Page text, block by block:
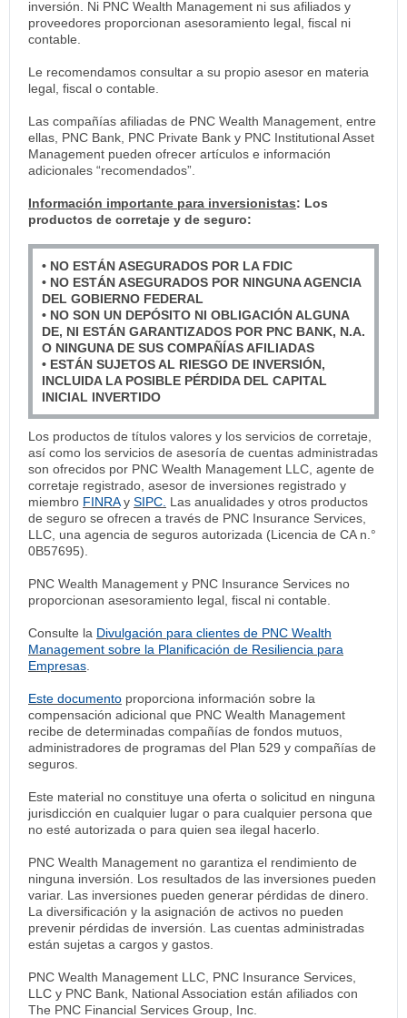
inversión. Ni PNC Wealth Management ni sus afiliados y
proveedores proporcionan asesoramiento legal, fiscal ni
contable.
Le recomendamos consultar a su propio asesor en materia
legal, fiscal o contable.
Las compañías afiliadas de PNC Wealth Management, entre
ellas, PNC Bank, PNC Private Bank y PNC Institutional Asset
Management pueden ofrecer artículos e información
adicionales “recomendados”.
Información importante para inversionistas: Los
productos de corretaje y de seguro:
• NO ESTÁN ASEGURADOS POR LA FDIC
• NO ESTÁN ASEGURADOS POR NINGUNA AGENCIA
DEL GOBIERNO FEDERAL
• NO SON UN DEPÓSITO NI OBLIGACIÓN ALGUNA
DE, NI ESTÁN GARANTIZADOS POR PNC BANK, N.A.
O NINGUNA DE SUS COMPAÑÍAS AFILIADAS
• ESTÁN SUJETOS AL RIESGO DE INVERSIÓN,
INCLUIDA LA POSIBLE PÉRDIDA DEL CAPITAL
INICIAL INVERTIDO
Los productos de títulos valores y los servicios de corretaje,
así como los servicios de asesoría de cuentas administradas
son ofrecidos por PNC Wealth Management LLC, agente de
corretaje registrado, asesor de inversiones registrado y
miembro FINRAy SIPC. Las anualidades y otros productos
de seguro se ofrecen a través de PNC Insurance Services,
LLC, una agencia de seguros autorizada (Licencia de CA n.°
0B57695).
PNC Wealth Management y PNC Insurance Services no
proporcionan asesoramiento legal, fiscal ni contable.
Consulte la Divulgación para clientes de PNC Wealth
Management sobre la Planificación de Resiliencia para
Empresas
Este documento proporciona información sobre la
compensación adicional que PNC Wealth Management
recibe de determinadas compañías de fondos mutuos,
administradores de programas del Plan 529 y compañías de
seguros.
Este material no constituye una oferta o solicitud en ninguna
jurisdicción en cualquier lugar o para cualquier persona que
no esté autorizada o para quien sea ilegal hacerlo.
PNC Wealth Management no garantiza el rendimiento de
ninguna inversión. Los resultados de las inversiones pueden
variar. Las inversiones pueden generar pérdidas de dinero.
La diversificación y la asignación de activos no pueden
prevenir pérdidas de inversión. Las cuentas administradas
están sujetas a cargos y gastos.
PNC Wealth Management LLC, PNC Insurance Services,
LLC y PNC Bank, National Association están afiliados con
The PNC Financial Services Group, Inc.